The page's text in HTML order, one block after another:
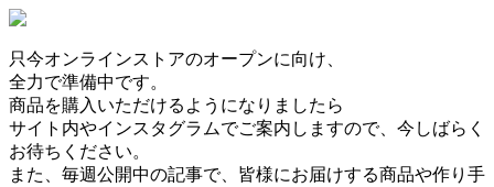
只今オンラインストアのオープンに向け、
全力で準備中です。
商品を購入いただけるようになりましたら
サイト内やインスタグラムでご案内しますので、今しばらく
お待ちください。
また、毎週公開中の記事で、皆様にお届けする商品や作り手